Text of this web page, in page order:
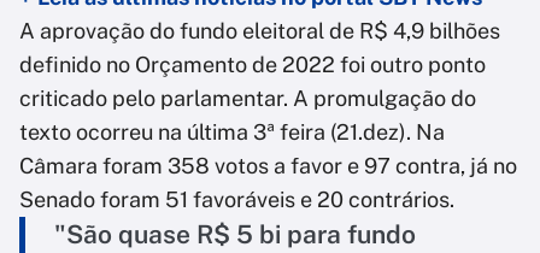
A aprovação do fundo eleitoral de R$ 4,9 bilhões
definido no Orçamento de 2022 foi outro ponto
criticado pelo parlamentar. A promulgação do
texto ocorreu na última 3ª feira (21.dez). Na
Câmara foram 358 votos a favor e 97 contra, já no
Senado foram 51 favoráveis e 20 contrários.
"São quase R$ 5 bi para fundo